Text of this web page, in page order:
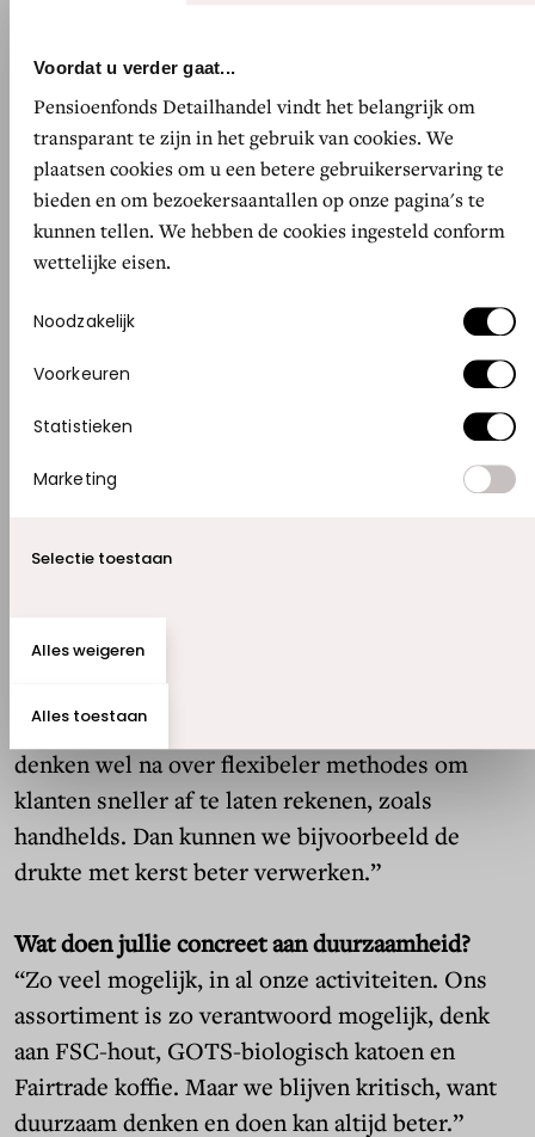
Voordat u verder gaat...
Pensioenfonds Detailhandel vindt het belangrijk om
transparant te zijn in het gebruik van cookies. We
plaatsen cookies om u een betere gebruikerservaring te
bieden en om bezoekersaantallen op onze pagina's te
kunnen tellen. We hebben de cookies ingesteld conform
wettelijke eisen.
Toestemmingsselectie
Noodzakelijk
Voorkeuren
Statistieken
Marketing
Alles toestaan
Selectie toestaan
Alles weigeren
Kun je een voorbeeld noemen?
“Neem Maastricht. Dat heeft drie pleinen: het
Vrijthof, het Onze Lieve Vrouweplein en het
Sint Amorsplein. Op dat laatste zat een Wibra
die het niet redde. Nu zitten wij daar. In een
langskomen. Die winkel loopt heel goed.”
Hebben jullie veel last van personeelstekorten?
“Ja, vooral in de grote steden. Roepen dat
deeltijdwerkers meer uren moeten draaien, is
probleem. Want wie zegt dat zij dat zouden
Geloof jij in zelfscannen als oplossing?
“Nee. Dat hebben we getest maar was geen
succes. Dat onpersoonlijke past niet bij ons. We
denken wel na over flexibeler methodes om
klanten sneller af te laten rekenen, zoals
handhelds. Dan kunnen we bijvoorbeeld de
drukte met kerst beter verwerken.”
Wat doen jullie concreet aan duurzaamheid?
“Zo veel mogelijk, in al onze activiteiten. Ons
assortiment is zo verantwoord mogelijk, denk
aan FSC-hout, GOTS-biologisch katoen en
Fairtrade koffie. Maar we blijven kritisch, want
duurzaam denken en doen kan altijd beter.”